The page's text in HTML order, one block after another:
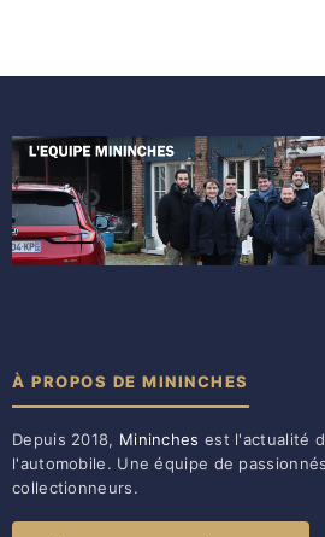
À PROPOS DE MININCHES
Depuis 2018, Mininches est l'actualité
l'automobile. Une équipe de
collectionneurs.